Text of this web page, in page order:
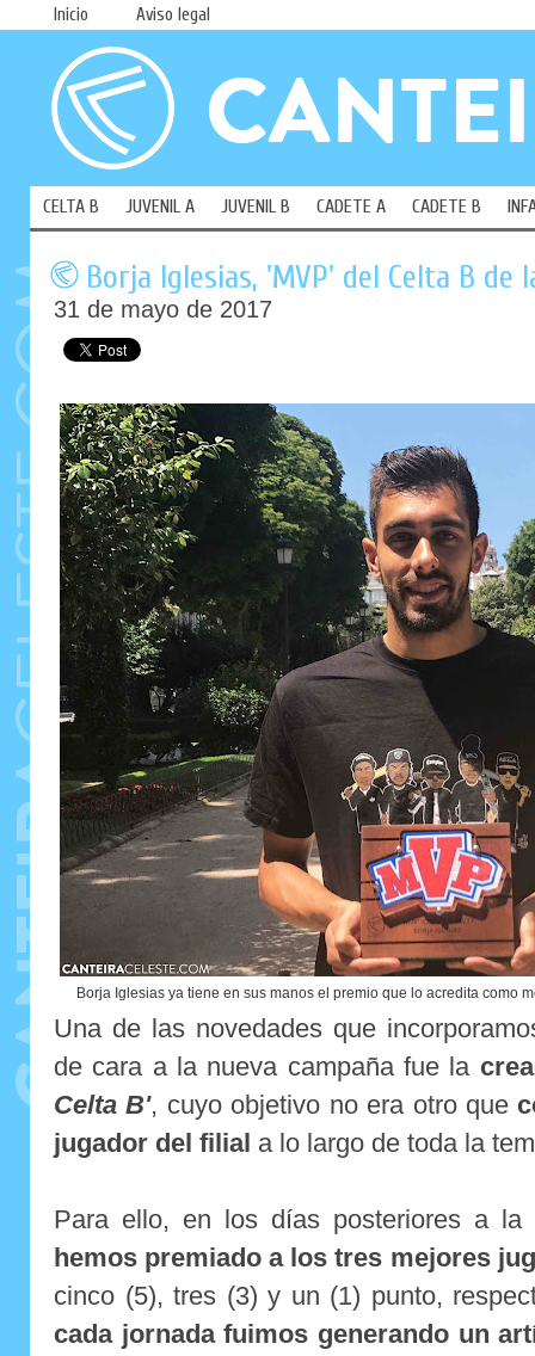
Inicio Aviso legal
CELTA B JUVENIL A JUVENIL B CADETE A CADETE B
Borja Iglesias, 'MVP' del Celta B de
31 de mayo de 2017
Borja Iglesias ya tiene en sus manos el premio que lo acredita como
Una de las novedades que
de cara a la nueva campaña fue la
Celta B', cuyo objetivo no era otro que
jugador del filial a lo largo de toda la
Para ello, en los días posteriores a la
hemos premiado a los tres mejores
cinco (5), tres (3) y un (1) punto,
cada jornada fuimos generando un